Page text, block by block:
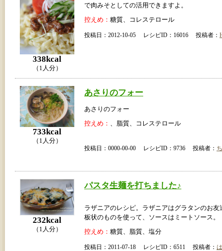
338kcal
（1人分）
で肉みそとしての活用できますよ。
控えめ： 糖質、コレステロール
投稿日：2012-10-05 レシピID：16016 投稿者：
733kcal
（1人分）
あさりのフォー
あさりのフォー
控えめ： 、脂質、コレステロール
投稿日：0000-00-00 レシピID：9736 投稿者：
232kcal
（1人分）
パスタ生麺を打ちました♪
ラザニアのレシピ。ラザニアはグラタンのお友
板状のものを使って、ソースはミートソース。
控えめ： 糖質、脂質、塩分
投稿日：2011-07-18 レシピID：6511 投稿者：